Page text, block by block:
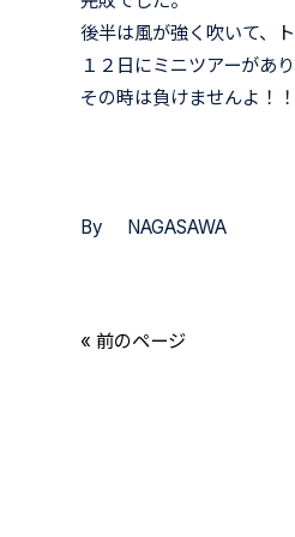
後半は風が強く吹いて、
１２日にミニツアーがあ
その時は負けませんよ！
By NAGASAWA
« 前のページ